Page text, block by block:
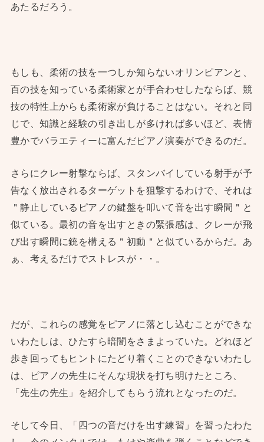
あたるだろう。
もしも、柔術の技を一つしか知らないオリンピアンと、
百の技を知っている柔術家とが手合わせしたならば、競
技の特性上からも柔術家が負けることはない。それと同
じで、知識と経験の引き出しが多ければ多いほど、表情
豊かでバラエティーに富んだピアノ演奏ができるのだ。
さらにクレー射撃ならば、スタンバイしている射手が予
告なく放出されるターゲットを狙撃するわけで、それは
＂静止しているピアノの鍵盤を叩いて音を出す瞬間＂と
似ている。最初の音を出すときの緊張感は、クレーが飛
び出す瞬間に銃を構える＂初動＂と似ているからだ。あ
ぁ、考えるだけでストレスが・・。
だが、これらの感覚をピアノに落とし込むことができな
いわたしは、ひたすら暗闇をさまよっていた。どれほど
歩き回ってもヒントにたどり着くことのできないわたし
は、ピアノの先生にそんな現状を打ち明けたところ、
「先生の先生」を紹介してもらう流れとなったのだ。
そして今日、「四つの音だけを出す練習」を習ったわた